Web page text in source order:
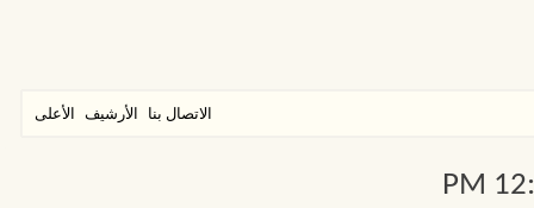
الاتصال بنا الأرشيف الأعلى